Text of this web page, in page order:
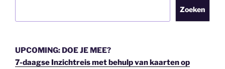
Zoeken
UPCOMING: DOE JE MEE?
7-daagse Inzichtreis met behulp van kaarten op